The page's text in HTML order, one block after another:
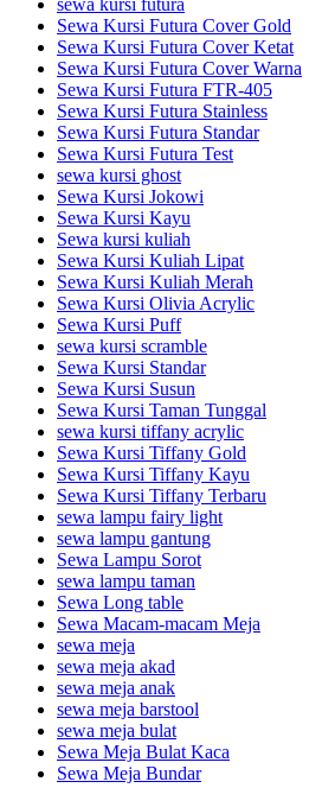
sewa kursi futura
Sewa Kursi Futura Cover Gold
Sewa Kursi Futura Cover Ketat
Sewa Kursi Futura Cover Warna
Sewa Kursi Futura FTR-405
Sewa Kursi Futura Stainless
Sewa Kursi Futura Standar
Sewa Kursi Futura Test
sewa kursi ghost
Sewa Kursi Jokowi
Sewa Kursi Kayu
Sewa kursi kuliah
Sewa Kursi Kuliah Lipat
Sewa Kursi Kuliah Merah
Sewa Kursi Olivia Acrylic
Sewa Kursi Puff
sewa kursi scramble
Sewa Kursi Standar
Sewa Kursi Susun
Sewa Kursi Taman Tunggal
sewa kursi tiffany acrylic
Sewa Kursi Tiffany Gold
Sewa Kursi Tiffany Kayu
Sewa Kursi Tiffany Terbaru
sewa lampu fairy light
sewa lampu gantung
Sewa Lampu Sorot
sewa lampu taman
Sewa Long table
Sewa Macam-macam Meja
sewa meja
sewa meja akad
sewa meja anak
sewa meja barstool
sewa meja bulat
Sewa Meja Bulat Kaca
Sewa Meja Bundar